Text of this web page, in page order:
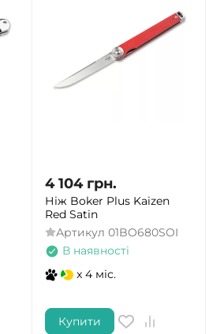
4 104 грн.
Ніж Boker Plus Kaizen
Red Satin
Артикул 01BO680SOI
В наявності
x 4 міс.
Купити